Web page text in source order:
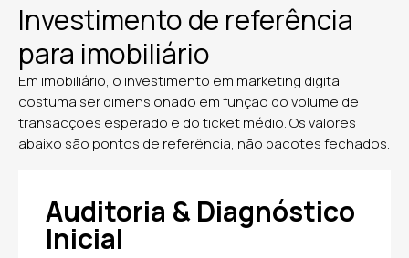
Investimento de referência
para imobiliário
Em imobiliário, o investimento em marketing digital
costuma ser dimensionado em função do volume de
transacções esperado e do ticket médio. Os valores
abaixo são pontos de referência, não pacotes fechados.
Auditoria & Diagnóstico
Inicial